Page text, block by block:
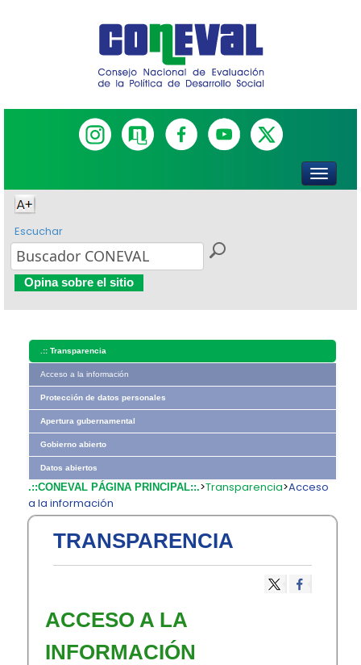
Escuchar
Opina sobre el sitio
.:: Transparencia
Acceso a la información
Protección de datos personales
Apertura gubernamental
Gobierno abierto
Datos abiertos
.::CONEVAL PÁGINA PRINCIPAL::.>Transparencia>Acceso
a la información
TRANSPARENCIA
​ACCESO A LA
INFORMACIÓN